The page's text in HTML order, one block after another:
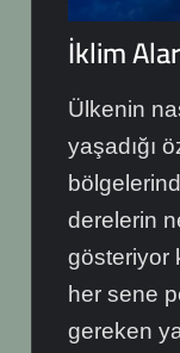
İklim
Ülkenin
yaşadığı
derelerin
gösteriyor
her sene
gereken